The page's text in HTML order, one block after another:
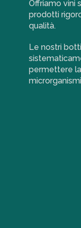
Offriamo vini
prodotti
qualità.
Le nostri
permettere